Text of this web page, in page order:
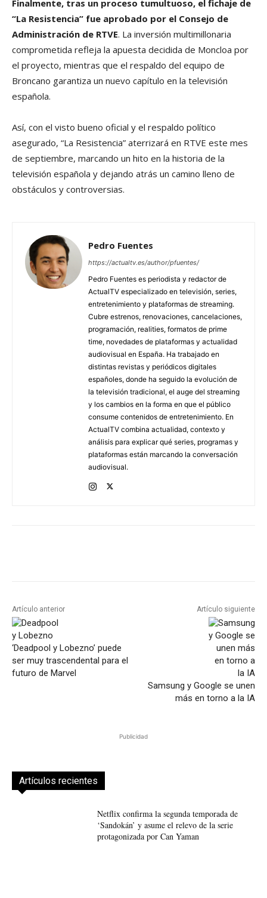
Finalmente, tras un proceso tumultuoso, el fichaje de
“La Resistencia” fue aprobado por el Consejo de
Administración de RTVE. La inversión multimillonaria
comprometida refleja la apuesta decidida de Moncloa por
el proyecto, mientras que el respaldo del equipo de
Broncano garantiza un nuevo capítulo en la televisión
española.
Así, con el visto bueno oficial y el respaldo político
asegurado, “La Resistencia” aterrizará en RTVE este mes
de septiembre, marcando un hito en la historia de la
televisión española y dejando atrás un camino lleno de
obstáculos y controversias.
Pedro Fuentes
https://actualtv.es/author/pfuentes/
Pedro Fuentes es periodista y redactor de
ActualTV especializado en televisión, series,
entretenimiento y plataformas de streaming.
Cubre estrenos, renovaciones, cancelaciones,
programación, realities, formatos de prime
time, novedades de plataformas y actualidad
audiovisual en España. Ha trabajado en
distintas revistas y periódicos digitales
españoles, donde ha seguido la evolución de
la televisión tradicional, el auge del streaming
y los cambios en la forma en que el público
consume contenidos de entretenimiento. En
ActualTV combina actualidad, contexto y
análisis para explicar qué series, programas y
plataformas están marcando la conversación
audiovisual.
Artículo anterior
‘Deadpool y Lobezno’ puede
ser muy trascendental para el
futuro de Marvel
Artículo siguiente
Samsung y Google se unen
más en torno a la IA
Publicidad
Artículos recientes
Netflix confirma la segunda temporada de
‘Sandokán’ y asume el relevo de la serie
protagonizada por Can Yaman